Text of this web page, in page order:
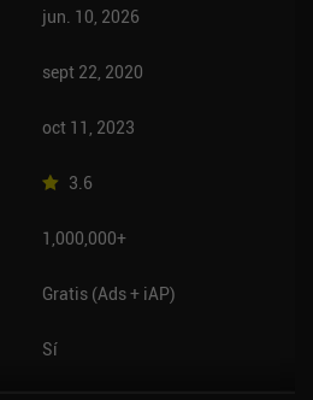
jun. 10, 2026
sept 22, 2020
oct 11, 2023
3.6
1,000,000+
Gratis (Ads + iAP)
Sí